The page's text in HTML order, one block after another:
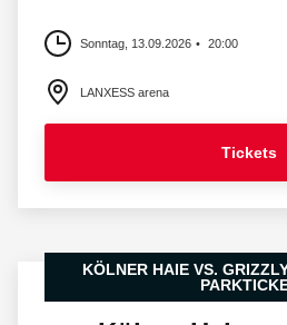
Sonntag, 13.09.2026 20:00
LANXESS arena
Tickets
KÖLNER HAIE VS.